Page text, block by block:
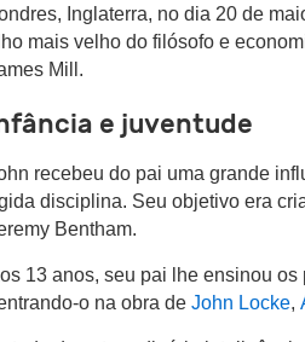
Inglaterra, no dia 20 de
mais velho do filósofo e
Mill.
e juventude
recebeu do pai uma grande
disciplina. Seu objetivo era
Bentham.
13 anos, seu pai lhe ensinou
o na obra de John Locke,